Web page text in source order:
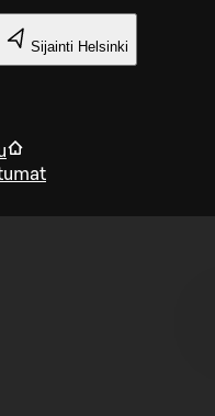
Sijainti Helsinki